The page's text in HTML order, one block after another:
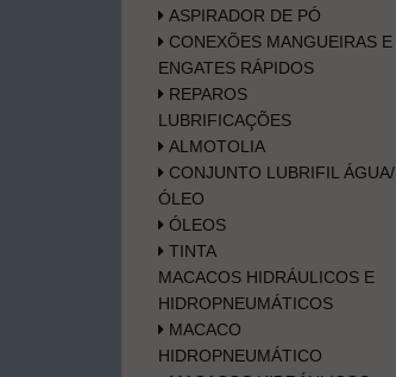
ASPIRADOR DE PÓ
CONEXÕES MANGUEIRAS E
ENGATES RÁPIDOS
REPAROS
LUBRIFICAÇÕES
ALMOTOLIA
CONJUNTO LUBRIFIL ÁGUA/
ÓLEO
ÓLEOS
TINTA
MACACOS HIDRÁULICOS E
HIDROPNEUMÁTICOS
MACACO
HIDROPNEUMÁTICO